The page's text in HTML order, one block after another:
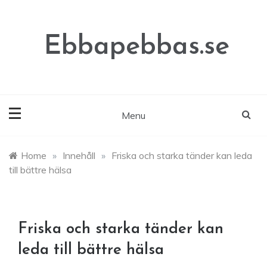
Ebbapebbas.se
Menu
Home » Innehåll » Friska och starka tänder kan leda
till bättre hälsa
Friska och starka tänder kan
leda till bättre hälsa